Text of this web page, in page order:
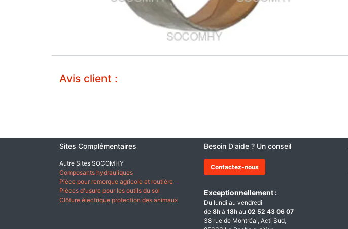
Avis client :
Sites Complémentaires
Autre Sites SOCOMHY
Composants hydrauliques
Pièce pour remorque agricole et routière
Pièces d'usure pour les outils du sol
Clôture électrique protection des animaux
Besoin D'aide ? Un conseil
Contactez-nous
Exceptionnellement :
Du lundi au vendredi
de 8h à 18h au 02 52 43 06 07
38 rue de Montréal, Acti Sud,